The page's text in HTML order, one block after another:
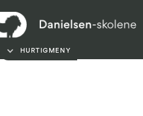
HURTIGMENY